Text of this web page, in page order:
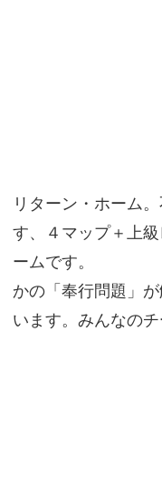
リターン・ホーム
す、４マップ＋上
ームです。
かの「奉行問題」
います。みんなの